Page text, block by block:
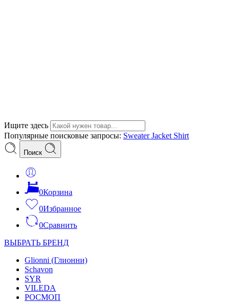
Ищите здесь
Популярные поисковые запросы: SweaterJacket Shirt
Поиск
0Корзина
0Избранное
0Сравнить
ВЫБРАТЬ БРЕНД
Glionni (Глионни)
Schavon
SYR
VILEDA
РОСМОП